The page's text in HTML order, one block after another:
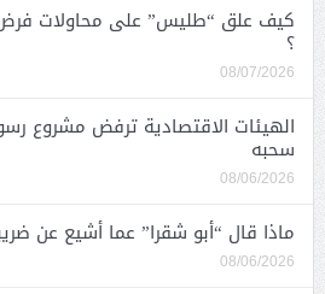
كيف علق “طليس” على محاولات فرض
؟
08/07/2026
الهيئات الاقتصادية ترفض مشروع
سحبه
08/06/2026
ماذا قال “أبو شقرا” عما أشيع عن
08/06/2026